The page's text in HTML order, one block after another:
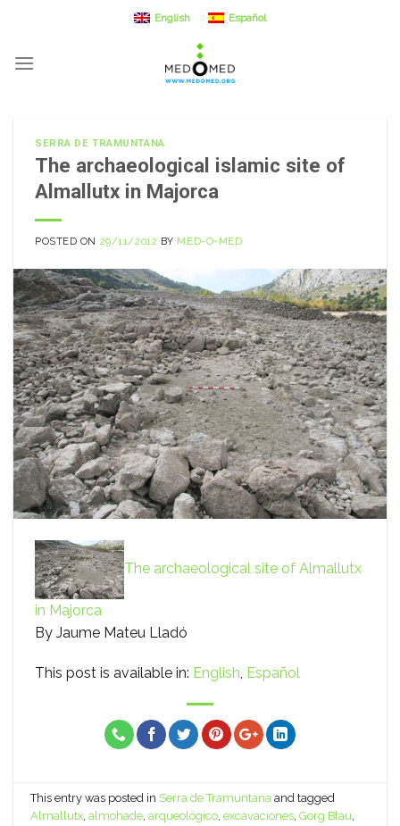
content
English Español
SERRA DE TRAMUNTANA
The archaeological islamic site of
Almallutx in Majorca
POSTED ON 29/11/2012 BY MED-O-MED
The archaeological site of Almallutx
in Majorca
By Jaume Mateu Lladó
This post is available in: English Español
This entry was posted in Serra de Tramuntana and tagged
Almallutx ,almohade ,arqueológico ,excavaciones ,Gorg Blau